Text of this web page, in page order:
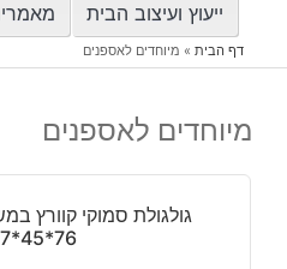
ייעוץ ועיצוב הבית
דף הבית» מיוחדים לאספנים
מיוחדים לאספנים
76*45*57 מ"מ